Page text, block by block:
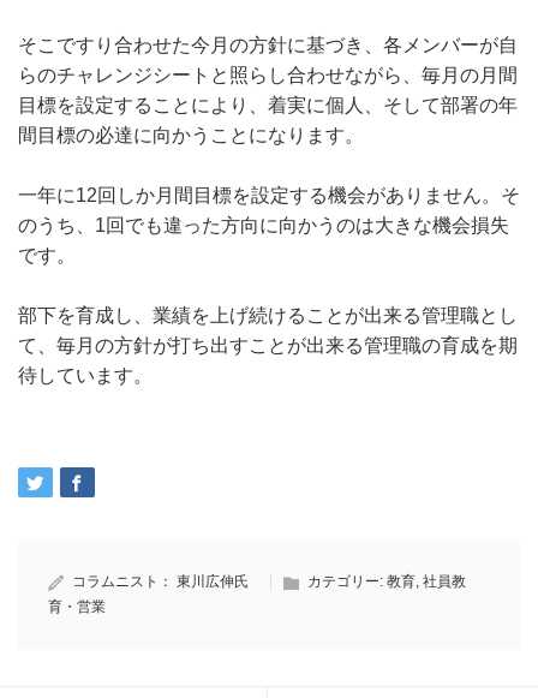
そこですり合わせた今月の方針に基づき、各メンバーが自
らのチャレンジシートと照らし合わせながら、毎月の月間
目標を設定することにより、着実に個人、そして部署の年
間目標の必達に向かうことになります。
一年に12回しか月間目標を設定する機会がありません。そ
のうち、1回でも違った方向に向かうのは大きな機会損失
です。
部下を育成し、業績を上げ続けることが出来る管理職とし
て、毎月の方針が打ち出すことが出来る管理職の育成を期
待しています。
コラムニスト： 東川広伸氏 カテゴリー: 教育, 社員教
育・営業